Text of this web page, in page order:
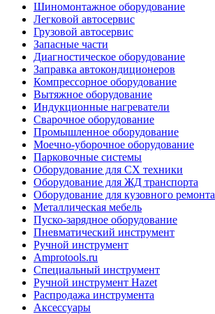
Шиномонтажное оборудование
Легковой автосервис
Грузовой автосервис
Запасные части
Диагностическое оборудование
Заправка автокондиционеров
Компрессорное оборудование
Вытяжное оборудование
Индукционные нагреватели
Сварочное оборудование
Промышленное оборудование
Моечно-уборочное оборудование
Парковочные системы
Оборудование для СХ техники
Оборудование для ЖД транспорта
Оборудование для кузовного ремонта
Металлическая мебель
Пуско-зарядное оборудование
Пневматический инструмент
Ручной инструмент
Amprotools.ru
Специальный инструмент
Ручной инструмент Hazet
Распродажа инструмента
Аксессуары